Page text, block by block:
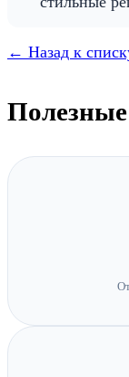
← Назад к
Полезные